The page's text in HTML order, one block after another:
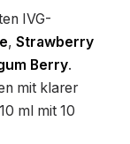
IVG-
, Strawberry
Berry.
mit klarer
ml mit 10